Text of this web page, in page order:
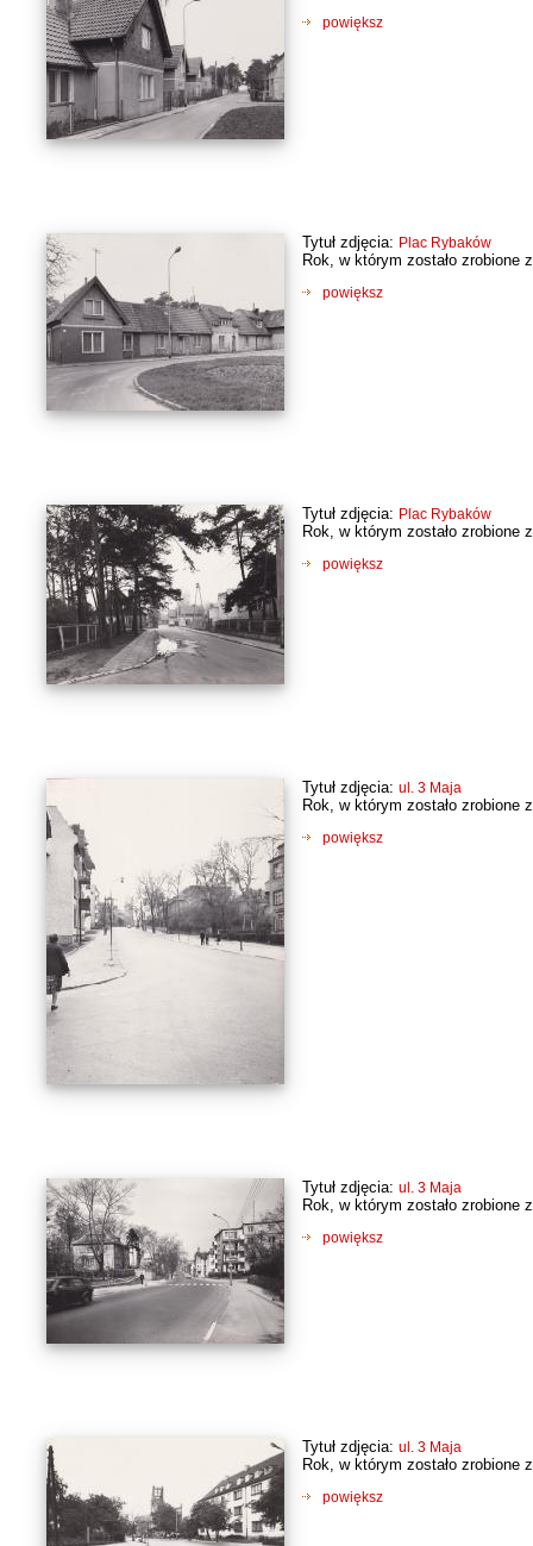
powiększ
Tytuł zdjęcia: Plac Rybaków
Rok, w którym zostało zrobione
powiększ
Tytuł zdjęcia: Plac Rybaków
Rok, w którym zostało zrobione
powiększ
Tytuł zdjęcia: ul. 3 Maja
Rok, w którym zostało zrobione
powiększ
Tytuł zdjęcia: ul. 3 Maja
Rok, w którym zostało zrobione
powiększ
Tytuł zdjęcia: ul. 3 Maja
Rok, w którym zostało zrobione
powiększ